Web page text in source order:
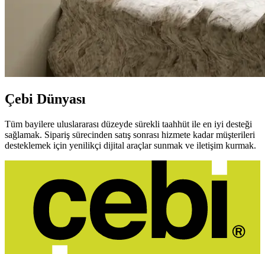
Çebi Dünyası
Tüm bayilere uluslararası düzeyde sürekli taahhüt ile en iyi desteği
sağlamak. Sipariş sürecinden satış sonrası hizmete kadar müşterileri
desteklemek için yenilikçi dijital araçlar sunmak ve iletişim kurmak.